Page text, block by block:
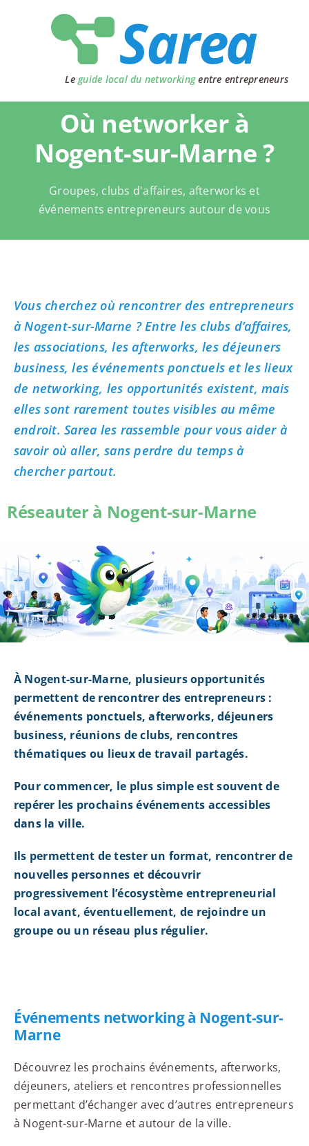
Le guide local du networkingentre entrepreneurs
Où networker à
Nogent-sur-Marne ?
Groupes, clubs d'affaires, afterworks et
événements entrepreneurs autour de vous
Vous cherchez où rencontrer des entrepreneurs
à Nogent-sur-Marne ? Entre les clubs d’affaires,
les associations, les afterworks, les déjeuners
business, les événements ponctuels et les lieux
de networking, les opportunités existent, mais
elles sont rarement toutes visibles au même
endroit. Sarea les rassemble pour vous aider à
savoir où aller, sans perdre du temps à
chercher partout.
Réseauter à Nogent-sur-Marne
À Nogent-sur-Marne, plusieurs opportunités
permettent de rencontrer des entrepreneurs :
événements ponctuels, afterworks, déjeuners
business, réunions de clubs, rencontres
thématiques ou lieux de travail partagés.
Pour commencer, le plus simple est souvent de
repérer les prochains événements accessibles
dans la ville.
Ils permettent de tester un format, rencontrer de
nouvelles personnes et découvrir
progressivement l’écosystème entrepreneurial
local avant, éventuellement, de rejoindre un
groupe ou un réseau plus régulier.
Événements networking à Nogent-sur-
Marne
Découvrez les prochains événements, afterworks,
déjeuners, ateliers et rencontres professionnelles
permettant d’échanger avec d’autres entrepreneurs
à Nogent-sur-Marne et autour de la ville.